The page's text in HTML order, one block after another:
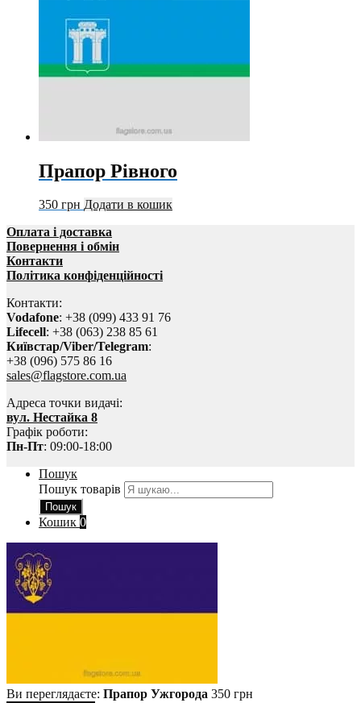
Прапор Рівного
350 грн Додати в кошик
Оплата і доставка
Повернення і обмін
Контакти
Політика конфіденційності
Контакти:
Vodafone: +38 (099) 433 91 76
Lifecell: +38 (063) 238 85 61
Київстар/Viber/Telegram:
+38 (096) 575 86 16
sales@flagstore.com.ua
Адреса точки видачі:
вул. Нестайка 8
Графік роботи:
Пн-Пт: 09:00-18:00
Пошук
Пошук товарів
Пошук
Кошик 0
Ви переглядаєте: Прапор Ужгорода 350 грн